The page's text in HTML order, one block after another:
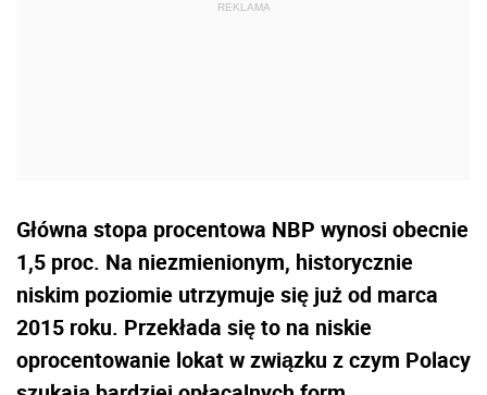
Główna stopa procentowa NBP wynosi obecnie
1,5 proc. Na niezmienionym, historycznie
niskim poziomie utrzymuje się już od marca
2015 roku. Przekłada się to na niskie
oprocentowanie lokat w związku z czym Polacy